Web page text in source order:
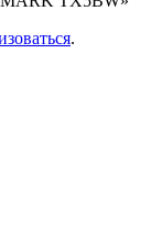
.